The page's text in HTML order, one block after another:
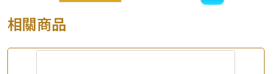
相關商品